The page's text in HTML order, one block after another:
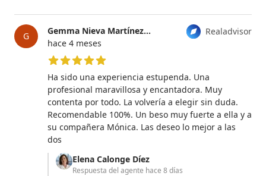
G Realadvisor
Gemma Nieva Martínezopinión
Elena Calonge Díez
hace 4 meses
5 de 5 estrellas
Ha sido una experiencia estupenda. Una
profesional maravillosa y encantadora. Muy
contenta por todo. La volvería a elegir sin duda.
Recomendable 100%. Un beso muy fuerte a ella y a
su compañera Mónica. Las deseo lo mejor a las
dos
Elena Calonge Díez
Respuesta del agente hace 8 días